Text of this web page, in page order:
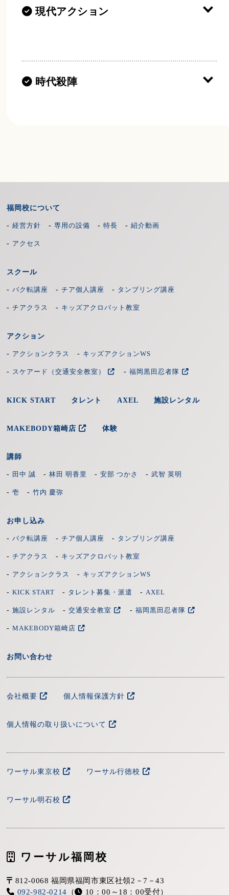
現代アクション
練習1
まず、全体でアクション基本動作の構えやパ
ンチ、キック、リアクション（顔殴られ・腹
練習2
動作の切りかかりや受け・構えなどの練習を
練習3
複数名に分かれてアクションの手付け（シン
練習4
時代殺陣
り・切られリアクションの練習をいたしま
練習2
基本殺陣（切りかかり・受け・構え等）の練
習をいたします。
練習3
対し複数名のカラミ）を実施いたします。
練習4
福岡校について
-経営方針 -専用の設備 -特長 -紹介動画
- アクセス
スクール
-バク転講座 -チア個人講座 - タンブリング講座
-チアクラス - キッズアクロバット教室
アクション
- アクションクラス - キッズアクションWS
- スケアード（交通安全教室） -福岡黒田忍者隊
KICK START タレント AXEL 施設レンタル
MAKEBODY箱崎店 体験
講師
- 田中 誠 -林田 明香里 -安部 つかさ -武智 英明
-壱 -竹内 慶弥
お申し込み
-バク転講座 -チア個人講座 - タンブリング講座
-チアクラス - キッズアクロバット教室
- アクションクラス - キッズアクションWS
-KICK START - タレント募集・派遣 -AXEL
-施設レンタル -交通安全教室 -福岡黒田忍者隊
-MAKEBODY箱崎店
お問い合わせ
会社概要 個人情報保護方針
個人情報の取り扱いについて
ワーサル東京校 ワーサル行徳校
ワーサル明石校
ワーサル福岡校
812-0068 福岡県福岡市東区社領2－7－43
092-982-0214 （ 10：00～18：00受付）